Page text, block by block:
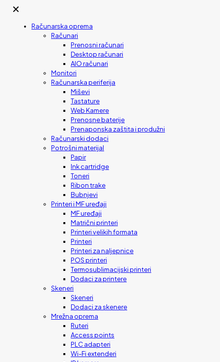
✕
Računarska oprema
Računari
Prenosni računari
Desktop računari
AIO računari
Monitori
Računarska periferija
Miševi
Tastature
Web Kamere
Prenosne baterije
Prenaponska zaštita i produžni
Računarski dodaci
Potrošni materijal
Papir
Ink cartridge
Toneri
Ribon trake
Bubnjevi
Printeri i MF uređaji
MF uređaji
Matrični printeri
Printeri velikih formata
Printeri
Printeri za naljepnice
POS printeri
Termosublimacijski printeri
Dodaci za printere
Skeneri
Skeneri
Dodaci za skenere
Mrežna oprema
Ruteri
Access points
PLC adapteri
Wi-Fi extenderi